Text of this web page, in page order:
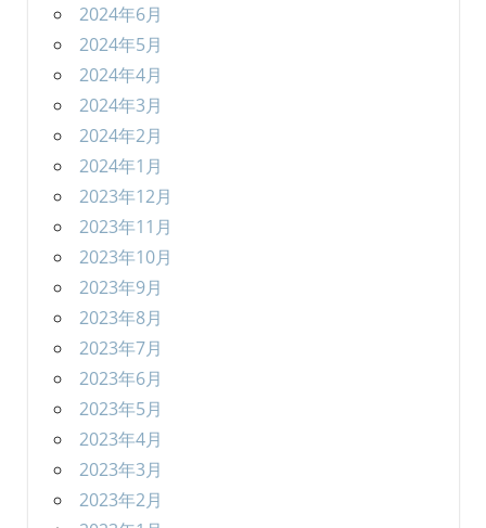
2024年6月
2024年5月
2024年4月
2024年3月
2024年2月
2024年1月
2023年12月
2023年11月
2023年10月
2023年9月
2023年8月
2023年7月
2023年6月
2023年5月
2023年4月
2023年3月
2023年2月